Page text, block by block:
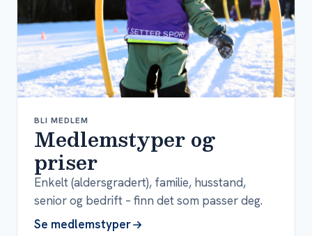
BLI MEDLEM
Medlemstyper og
priser
Enkelt (aldersgradert), familie, husstand,
senior og bedrift – finn det som passer deg.
Se medlemstyper